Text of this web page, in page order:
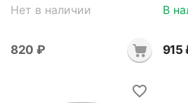
Нет в наличии
‍820‍ ₽
В
‍915‍